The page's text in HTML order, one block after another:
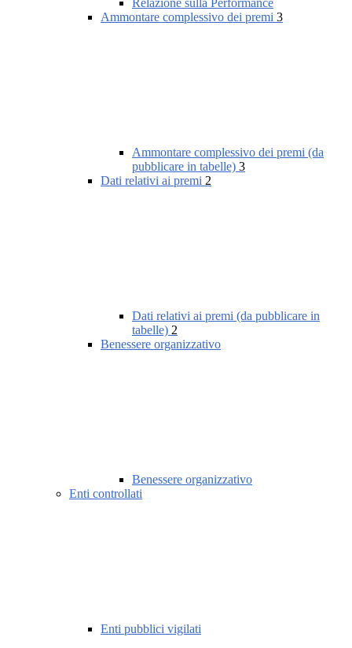
Relazione sulla Performance
Ammontare complessivo dei premi 3
Ammontare complessivo dei premi (da
pubblicare in tabelle) 3
Dati relativi ai premi 2
Dati relativi ai premi (da pubblicare in
tabelle) 2
Benessere organizzativo
Benessere organizzativo
Enti controllati
Enti pubblici vigilati